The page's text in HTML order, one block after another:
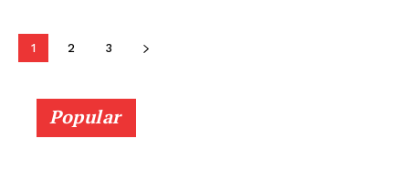
1 2 3
Popular